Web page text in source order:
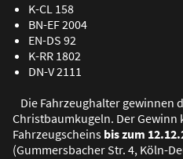
K-CL 158
BN-EF 2004
EN-DS 92
K-RR 1802
DN-V 2111
Die Fahrzeughalter gewinnen
Christbaumkugeln. Der Gewinn
Fahrzeugscheins bis zum
(Gummersbacher Str. 4, Köln-